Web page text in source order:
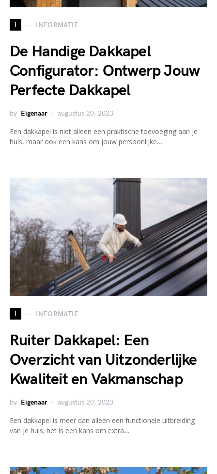
I INFORMATIE
De Handige Dakkapel
Configurator: Ontwerp Jouw
Perfecte Dakkapel
by Eigenaar augustus 20, 2023
Een dakkapel is niet alleen een praktische toevoeging aan je
huis, maar ook een kans om jouw persoonlijke…
I INFORMATIE
Ruiter Dakkapel: Een
Overzicht van Uitzonderlijke
Kwaliteit en Vakmanschap
by Eigenaar augustus 20, 2023
Een dakkapel is meer dan alleen een functionele uitbreiding
van je huis; het is een kans om extra…